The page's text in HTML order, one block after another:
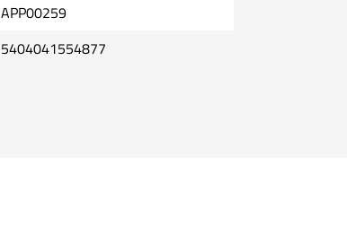
APP00259
5404041554877